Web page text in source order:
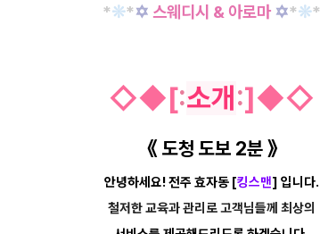
*❊*✡ 스웨디시 & 아로마 ✡*❊*
◇◆[:소개 :]◆◇
《 도청 도보 2분 》
안녕하세요! 전주 효자동 [킹스맨] 입니다.
철저한 교육과 관리로 고객님들께 최상의